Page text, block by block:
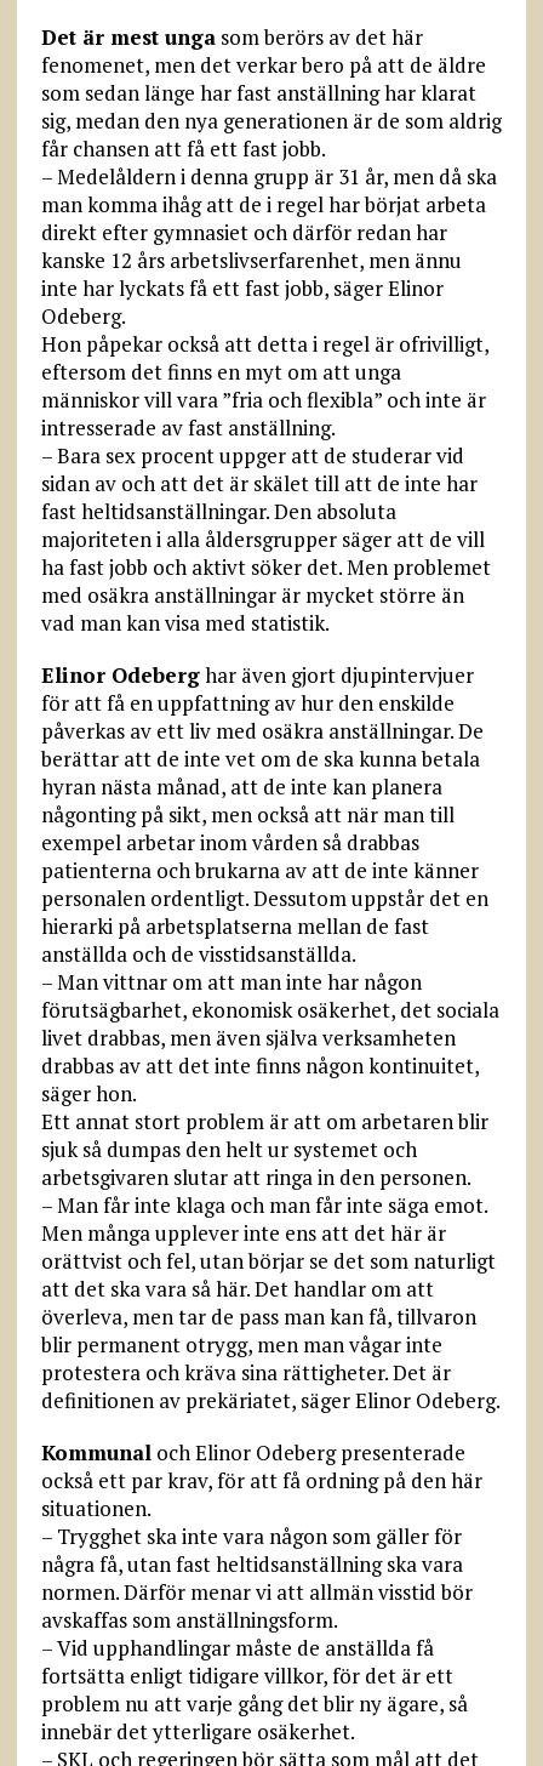
Det är mest ungasom berörs av det här
fenomenet, men det verkar bero på att de äldre
som sedan länge har fast anställning har klarat
sig, medan den nya generationen är de som aldrig
får chansen att få ett fast jobb.
– Medelåldern i denna grupp är 31 år, men då ska
man komma ihåg att de i regel har börjat arbeta
direkt efter gymnasiet och därför redan har
kanske 12 års arbetslivserfarenhet, men ännu
inte har lyckats få ett fast jobb, säger Elinor
Odeberg.
Hon påpekar också att detta i regel är ofrivilligt,
eftersom det finns en myt om att unga
människor vill vara ”fria och flexibla” och inte är
intresserade av fast anställning.
– Bara sex procent uppger att de studerar vid
sidan av och att det är skälet till att de inte har
fast heltidsanställningar. Den absoluta
majoriteten i alla åldersgrupper säger att de vill
ha fast jobb och aktivt söker det. Men problemet
med osäkra anställningar är mycket större än
vad man kan visa med statistik.
Elinor Odeberghar även gjort djupintervjuer
för att få en uppfattning av hur den enskilde
påverkas av ett liv med osäkra anställningar. De
berättar att de inte vet om de ska kunna betala
hyran nästa månad, att de inte kan planera
någonting på sikt, men också att när man till
exempel arbetar inom vården så drabbas
patienterna och brukarna av att de inte känner
personalen ordentligt. Dessutom uppstår det en
hierarki på arbetsplatserna mellan de fast
anställda och de visstidsanställda.
– Man vittnar om att man inte har någon
förutsägbarhet, ekonomisk osäkerhet, det sociala
livet drabbas, men även själva verksamheten
drabbas av att det inte finns någon kontinuitet,
säger hon.
Ett annat stort problem är att om arbetaren blir
sjuk så dumpas den helt ur systemet och
arbetsgivaren slutar att ringa in den personen.
– Man får inte klaga och man får inte säga emot.
Men många upplever inte ens att det här är
orättvist och fel, utan börjar se det som naturligt
att det ska vara så här. Det handlar om att
överleva, men tar de pass man kan få, tillvaron
blir permanent otrygg, men man vågar inte
protestera och kräva sina rättigheter. Det är
definitionen av prekäriatet, säger Elinor Odeberg.
Kommunaloch Elinor Odeberg presenterade
också ett par krav, för att få ordning på den här
situationen.
– Trygghet ska inte vara någon som gäller för
några få, utan fast heltidsanställning ska vara
normen. Därför menar vi att allmän visstid bör
avskaffas som anställningsform.
– Vid upphandlingar måste de anställda få
fortsätta enligt tidigare villkor, för det är ett
problem nu att varje gång det blir ny ägare, så
innebär det ytterligare osäkerhet.
– SKL och regeringen bör sätta som mål att det